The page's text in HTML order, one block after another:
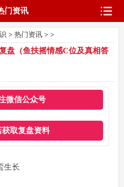
门资讯
> 热门资讯> >
盘（鱼扶摇情感C位及真相答
微信公众号
获取复盘资料
长